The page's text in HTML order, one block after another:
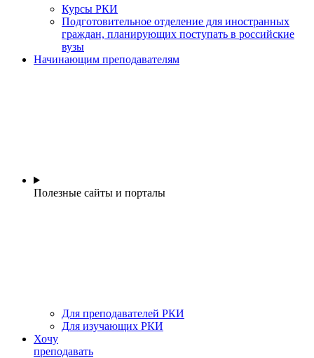
Курсы РКИ
Подготовительное отделение для иностранных
граждан, планирующих поступать в российские
вузы
Начинающим преподавателям
Полезные сайты и порталы
Для преподавателей РКИ
Для изучающих РКИ
Хочу
преподавать